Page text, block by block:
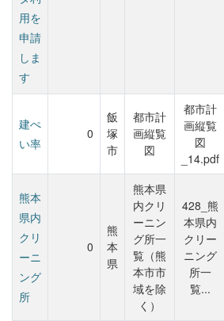
用を
申請
しま
す
建ぺ
い率
0
飯
塚
市
都市計
画縦覧
図
都市計
画縦覧
図
_14.pdf
熊本
県内
クリ
ーニ
ング
所
0
熊
本
県
熊本県
内クリ
ーニン
グ所一
覧（熊
本市市
域を除
く）
428_熊
本県内
クリー
ニング
所一
覧...